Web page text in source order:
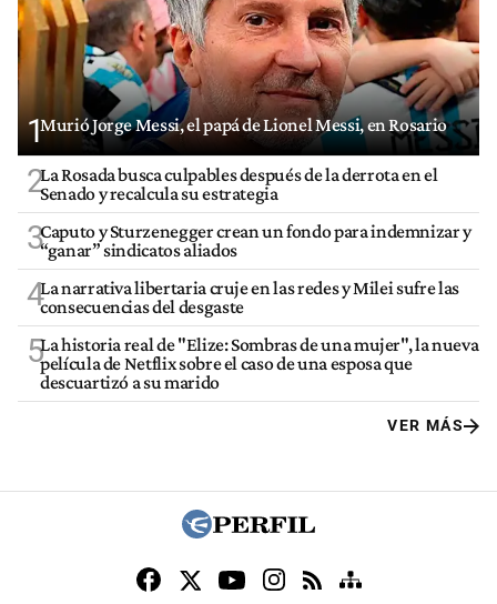
1Murió Jorge Messi, el papá de Lionel Messi, en Rosario
2La Rosada busca culpables después de la derrota en el
Senado y recalcula su estrategia
3Caputo y Sturzenegger crean un fondo para indemnizar y
“ganar” sindicatos aliados
4La narrativa libertaria cruje en las redes y Milei sufre las
consecuencias del desgaste
5La historia real de "Elize: Sombras de una mujer", la nueva
película de Netflix sobre el caso de una esposa que
descuartizó a su marido
VER MÁS